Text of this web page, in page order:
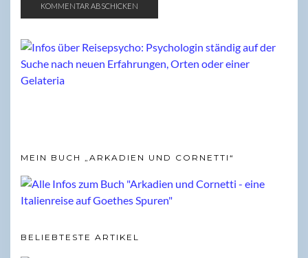
MEIN BUCH „ARKADIEN UND CORNETTI“
BELIEBTESTE ARTIKEL